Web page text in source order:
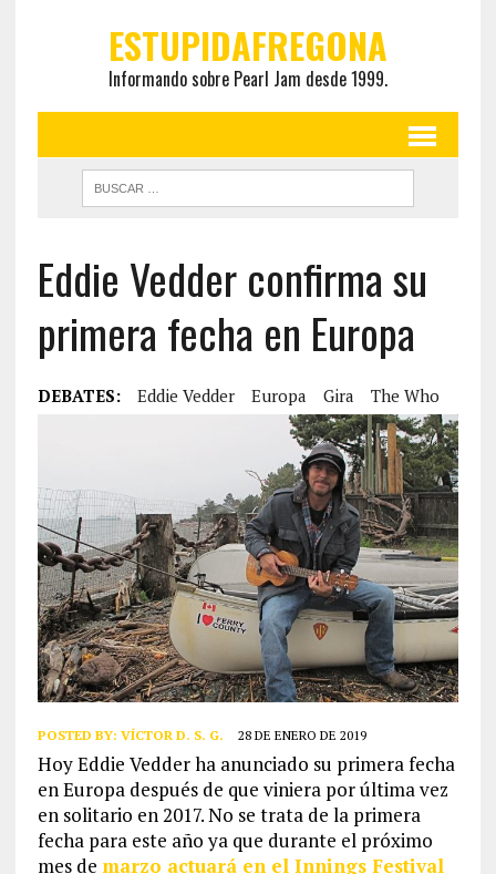
ESTUPIDAFREGONA
Informando sobre Pearl Jam desde 1999.
Eddie Vedder confirma su
primera fecha en Europa
DEBATES: Eddie Vedder Europa Gira The Who
POSTED BY: VÍCTOR D. S. G. 28 DE ENERO DE 2019
Hoy Eddie Vedder ha anunciado su primera fecha
en Europa después de que viniera por última vez
en solitario en 2017. No se trata de la primera
fecha para este año ya que durante el próximo
mes de marzo actuará en el Innings Festival